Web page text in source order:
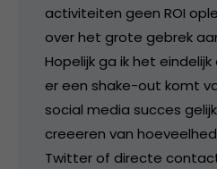
activiteiten geen ROI
over het grote gebrek
Hopelijk ga ik het
er een shake-out komt
social media succes
creeeren van
Twitter of directe